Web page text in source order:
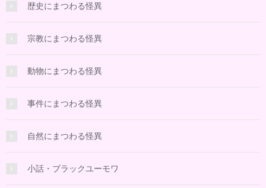
歴史にまつわる怪異
宗教にまつわる怪異
動物にまつわる怪異
事件にまつわる怪異
自然にまつわる怪異
小話・ブラックユーモワ